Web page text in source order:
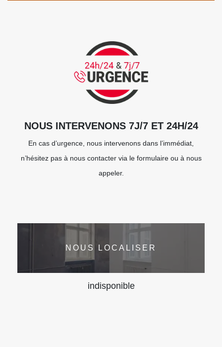
NOUS INTERVENONS 7J/7 ET 24H/24
En cas d’urgence, nous intervenons dans l’immédiat,
n’hésitez pas à nous contacter via le formulaire ou à nous
appeler.
NOUS LOCALISER
indisponible